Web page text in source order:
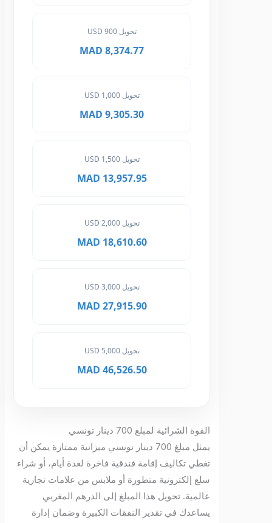
تحويل 900 USD
8,374.77 MAD
تحويل 1,000 USD
9,305.30 MAD
تحويل 1,500 USD
13,957.95 MAD
تحويل 2,000 USD
18,610.60 MAD
تحويل 3,000 USD
27,915.90 MAD
تحويل 5,000 USD
46,526.50 MAD
القوة الشرائية لمبلغ 700 دينار تونسي
يمثل مبلغ 700 دينار تونسي ميزانية ممتازة يمكن أن
تغطي تكاليف إقامة فندقية فاخرة لعدة أيام، أو شراء
سلع إلكترونية متطورة أو ملابس من علامات تجارية
عالمية. تحويل هذا المبلغ إلى الدرهم المغربي
يساعدك في تقدير النفقات الكبيرة وضمان إدارة